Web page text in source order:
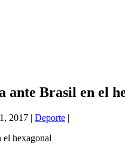
ante Brasil en el
2017 | Deporte |